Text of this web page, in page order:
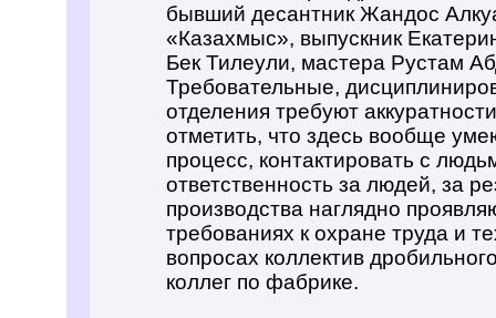
бывший десантник Жандос
«Казахмыс», выпускник
Бек Тилеули, мастера Рустам
Требовательные,
отделения требуют
отметить, что здесь вообще
процесс, контактировать с
ответственность за людей, за
производства наглядно
требованиях к охране труда и
вопросах коллектив
коллег по фабрике.